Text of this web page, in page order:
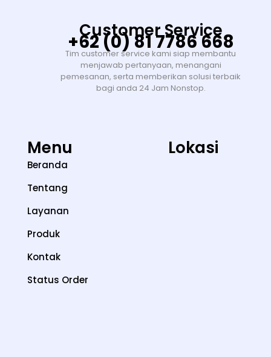
Customer Service
+62 (0) 81 7786 668
Tim customer service kami siap membantu
menjawab pertanyaan, menangani
pemesanan, serta memberikan solusi terbaik
bagi anda 24 Jam Nonstop.
Menu
Beranda
Tentang
Layanan
Produk
Kontak
Status Order
Lokasi